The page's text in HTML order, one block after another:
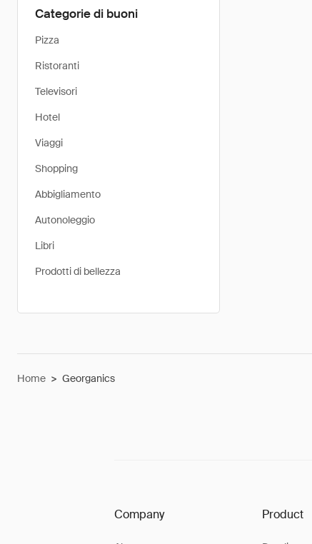
Categorie di buoni
Pizza
Ristoranti
Televisori
Hotel
Viaggi
Shopping
Abbigliamento
Autonoleggio
Libri
Prodotti di bellezza
Home > Georganics
Company Product